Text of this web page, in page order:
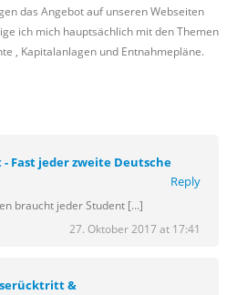
das Angebot auf unseren Webseiten
ich mich hauptsächlich mit den Themen
, Kapitalanlagen und Entnahmepläne.
Fast jeder zweite Deutsche
Reply
braucht jeder Student […]
27. Oktober 2017 at 17:41
&